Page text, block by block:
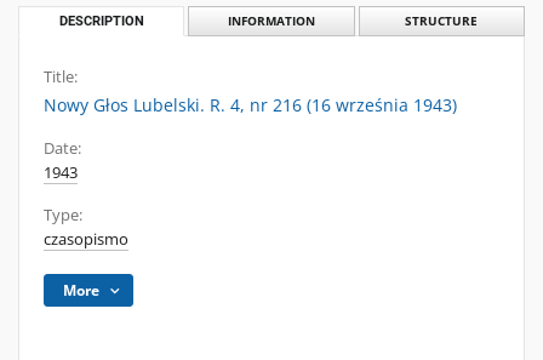
DESCRIPTION INFORMATION STRUCTURE
Title:
Nowy Głos Lubelski. R. 4, nr 216 (16 września 1943)
Date:
1943
Type:
czasopismo
More